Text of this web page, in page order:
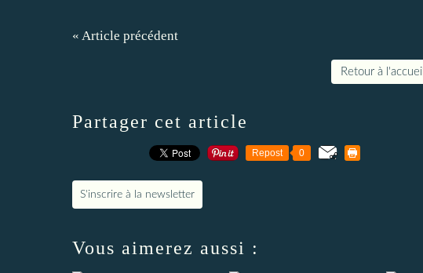
« Article précédent
Retour à l'accueil
Partager cet article
Repost 0
S'inscrire à la newsletter
Vous aimerez aussi :